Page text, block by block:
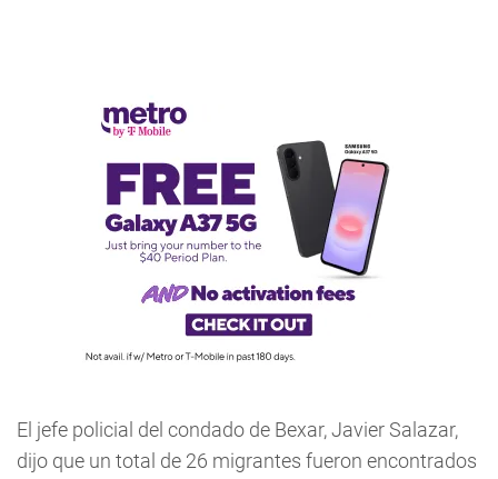
El jefe policial del condado de Bexar, Javier Salazar,
dijo que un total de 26 migrantes fueron encontrados